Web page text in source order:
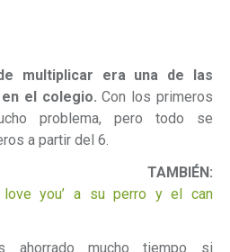
multiplicar era una de las
el colegio. Con los primeros
problema, pero todo se
a partir del 6.
love you’ a su perro y el can
ahorrado mucho tiempo si